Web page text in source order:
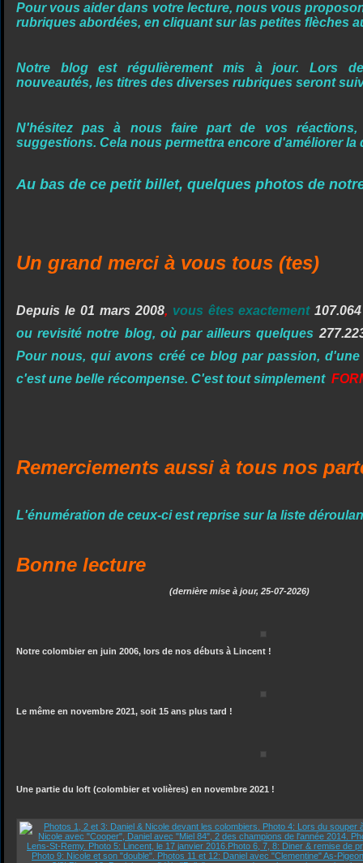
Pour vous aider dans votre lecture, nous vous
rubriques abordées, en cliquant sur las petites flèches
Notre blog est régulièrement mis à jour. Lors
nouveautés, les titres des diverses rubriques seront
N'hésitez pas à nous faire part de vos
suggestions. Cela nous permettra encore d'améliorer la
Au bas de ce petit billet, quelques photos de
Un grand merci à vous tous (tes)
Depuis le 01 mars 2008, vous êtes exactement
ou revisité notre blog, où par ailleurs quelques
Pour nous, qui avons créé ce blog par passion,
c'est une belle récompense. C'est tout simplement
Remerciements aussi à tous nos
L'énumération de ceux-ci est reprise sur la liste
Bonne lecture
(dernière mise à jour, 25-07-2026)
Notre colombier en juin 2006, lors de nos débuts à Lincent !
Le même en novembre 2021, soit 15 ans plus tard !
Une partie du loft (colombier et volières) en novembre 2021 !